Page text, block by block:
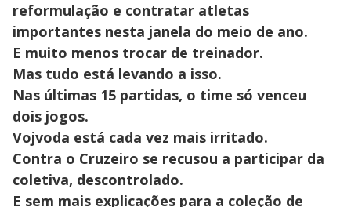
reformulação e contratar atletas
importantes nesta janela do meio de ano.
E muito menos trocar de treinador.
Mas tudo está levando a isso.
Nas últimas 15 partidas, o time só venceu
dois jogos.
Vojvoda está cada vez mais irritado.
Contra o Cruzeiro se recusou a participar da
coletiva, descontrolado.
E sem mais explicações para a coleção de